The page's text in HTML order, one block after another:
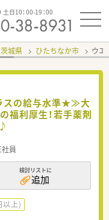
土日10：00-19：00
茨城県 ひたちなか市 ウエ
スの給与水準★≫大
福利厚生！若手薬剤
員
検討リストに
追加
以上)